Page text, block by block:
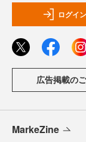
ログイン
広告掲載の
MarkeZine